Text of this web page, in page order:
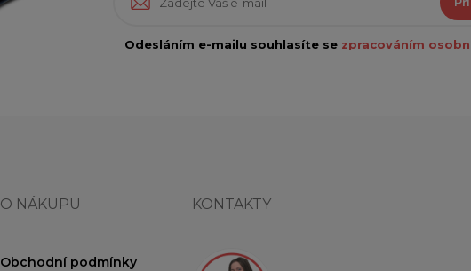
Odesláním e-mailu souhlasíte se zpracováním
O NÁKUPU
Obchodní podmínky
KONTAKTY